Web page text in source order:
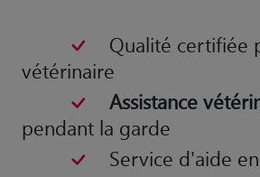
Qualité certifiée
vétérinaire
Assistance
pendant la garde
Service d'aide